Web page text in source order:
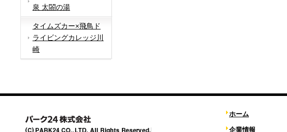
泉 太閤の湯
タイムズカー×飛鳥ド
ライビングカレッジ川
崎
ホーム
企業情報